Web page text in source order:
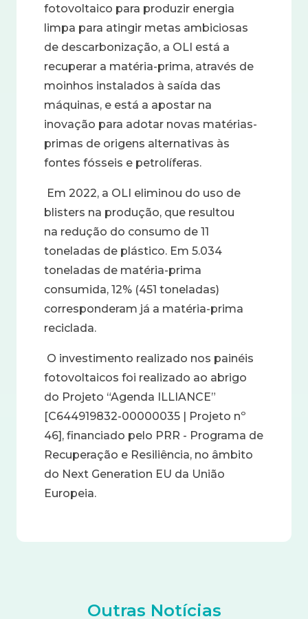
fotovoltaico para produzir energia
limpa para atingir metas ambiciosas
de descarbonização, a OLI está a
recuperar a matéria-prima, através de
moinhos instalados à saída das
máquinas, e está a apostar na
inovação para adotar novas matérias-
primas de origens alternativas às
fontes fósseis e petrolíferas.
Em 2022, a OLI eliminou do uso de
blisters na produção, que resultou
na redução do consumo de 11
toneladas de plástico. Em 5.034
toneladas de matéria-prima
consumida, 12% (451 toneladas)
corresponderam já a matéria-prima
reciclada.
O investimento realizado nos painéis
fotovoltaicos foi realizado ao abrigo
do Projeto “Agenda ILLIANCE”
[C644919832-00000035 | Projeto nº
46], financiado pelo PRR - Programa de
Recuperação e Resiliência, no âmbito
do Next Generation EU da União
Europeia.
Outras Notícias